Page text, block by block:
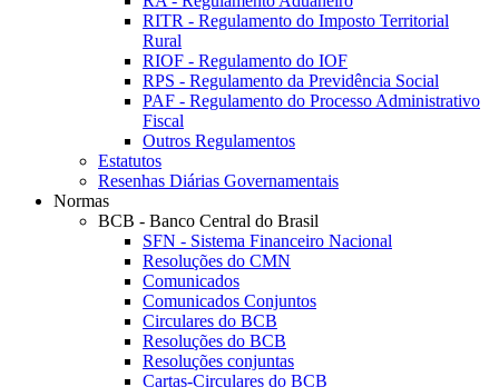
RITR - Regulamento do Imposto Territorial
Rural
RIOF - Regulamento do IOF
RPS - Regulamento da Previdência Social
PAF - Regulamento do Processo Administrativo
Fiscal
Outros Regulamentos
Estatutos
Resenhas Diárias Governamentais
Normas
BCB - Banco Central do Brasil
SFN - Sistema Financeiro Nacional
Resoluções do CMN
Comunicados
Comunicados Conjuntos
Circulares do BCB
Resoluções do BCB
Resoluções conjuntas
Cartas-Circulares do BCB